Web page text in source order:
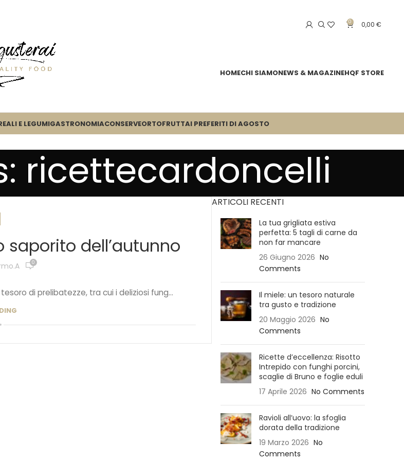
0 0,00€
HOMECHI SIAMONEWS & MAGAZINEHQF STORE
E LEGUMIGASTRONOMIACONSERVEORTOFRUTTAI PREFERITI DI AGOSTO
ricettecardoncelli
saporito dell’autunno
0
di prelibatezze, tra cui i deliziosi fung...
ARTICOLI RECENTI
La tua grigliata estiva
perfetta: 5 tagli di carne da
non far mancare
26 Giugno 2026 No
Comments
Il miele: un tesoro naturale
tra gusto e tradizione
20 Maggio 2026 No
Comments
Ricette d’eccellenza: Risotto
Intrepido con funghi porcini,
scaglie di Bruno e foglie eduli
17 Aprile 2026 No Comments
Ravioli all’uovo: la sfoglia
dorata della tradizione
19 Marzo 2026 No
Comments